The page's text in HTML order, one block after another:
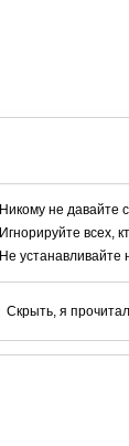
Никому не давайте
Игнорируйте всех,
Не устанавливайте
Скрыть, я прочитал